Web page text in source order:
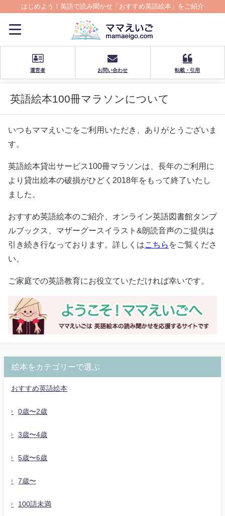
はじめよう！英語で読み聞かせ「おすすめ英語絵本」をご紹介
運営者 お問い合わせ 転載・引用
英語絵本100冊マラソンについて
いつもママえいごをご利用いただき、ありがとうございま
す。
英語絵本貸出サービス100冊マラソンは、長年のご利用に
より貸出絵本の破損がひどく2018年をもって終了いたし
ました。
おすすめ英語絵本のご紹介、オンライン英語図書館タンブ
ルブックス、マザーグースイラスト&朗読音声のご提供は
引き続き行なっております。詳しくは こちら をご覧くださ
い。
ご家庭での英語教育にお役立ていただければ幸いです。
絵本をカテゴリーで選ぶ
おすすめ英語絵本
0歳〜2歳
3歳〜4歳
5歳〜6歳
7歳〜
100語未満